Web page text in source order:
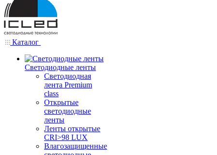
Каталог
Светодиодные ленты
Светодиодная
лента Premium
class
Открытые
светодиодные
ленты
Ленты открытые
CRI>98 LUX
Влагозащищенные